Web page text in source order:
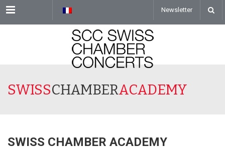
Menu Newsletter
SWISSCHAMBERACADEMY
SWISS CHAMBER ACADEMY